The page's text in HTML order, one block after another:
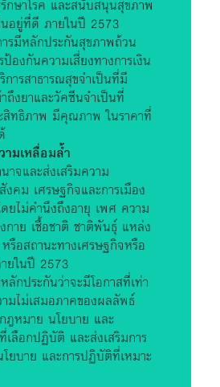
กษาโรค และสนับสนุนสุขภาพ
อยู่ที่ดี ภายในปี 2573
รมีหลักประกันสุขภาพถ้วน
องกันความเสี่ยงทางการเงิน
การสาธารณสุขจำเป็นที่มี
ถึงยาและวัคซีนจำเป็นที่
ทธิภาพ มีคุณภาพ ในราคาที่
ามเหลื่อมล้ำ
าจและส่งเสริมความ
คม เศรษฐกิจและการเมือง
ยไม่คำนึงถึงอายุ เพศ ความ
กาย เชื้อชาติ ชาติพันธุ์ แหล่ง
รือสถานะทางเศรษฐกิจหรือ
ยในปี 2573
กประกันว่าจะมีโอกาสที่เท่า
มไม่เสมอภาคของผลลัพธ์
ฎหมาย นโยบาย และ
ลือกปฏิบัติ และส่งเสริมการ
ยบาย และการปฏิบัติที่เหมาะ